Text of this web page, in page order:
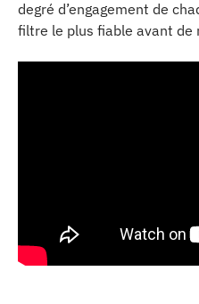
degré d’engagement de
filtre le plus fiable avant de